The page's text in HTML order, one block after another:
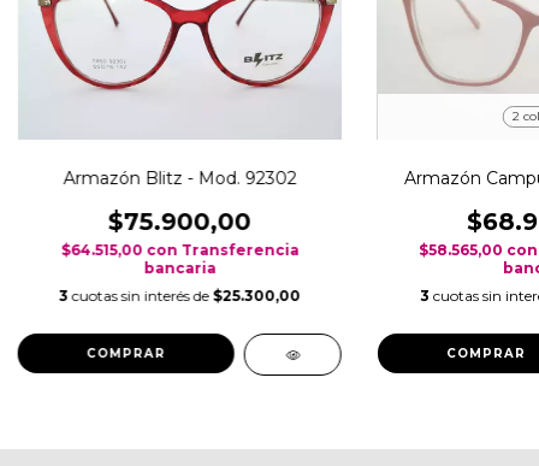
Armazón Blitz - Mod. 92302
$75.900,00
$64.515,00 con Transferencia
bancaria
3 cuotas sin interés de $25.300,00
2
Armazón
$58.565,00 con
3 cuotas sin
COMPRAR